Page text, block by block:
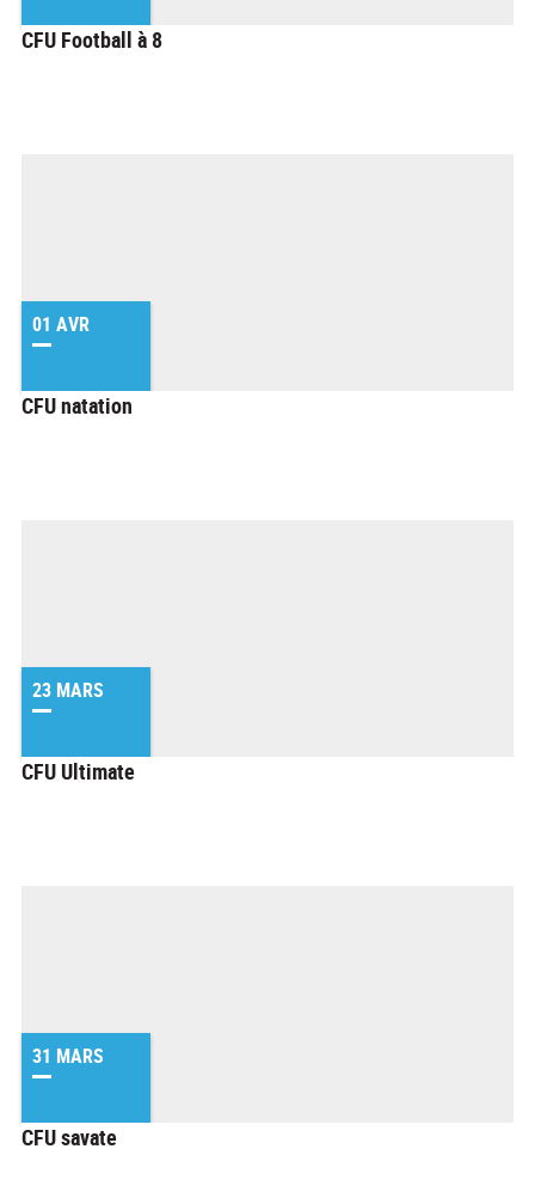
CFU Football à 8
01 AVR
CFU natation
23 MARS
CFU Ultimate
31 MARS
CFU savate